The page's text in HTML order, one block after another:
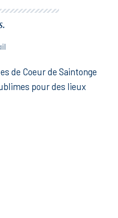
.
de Coeur de Saintonge
pour des lieux